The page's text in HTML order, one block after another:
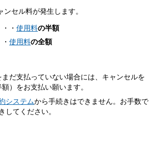
セル料が発生します。
・・使用料の半額
・使用料の全額
だ支払っていない場合には、キャンセルを
額）をお支払い願います。
システムから手続きはできません。お手数で
してください。